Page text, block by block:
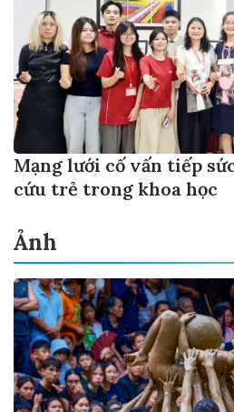
Mạng lưới cố vấn tiếp
cứu trẻ trong khoa học
Ảnh